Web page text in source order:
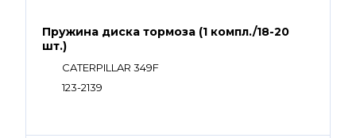
Пружина диска тормоза (1 компл./18-20
шт.)
CATERPILLAR 349F
123-2139